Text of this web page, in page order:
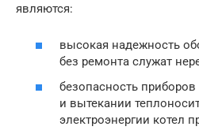
являются:
высокая надежность
без ремонта служат
безопасность
и вытекании
электроэнергии котел